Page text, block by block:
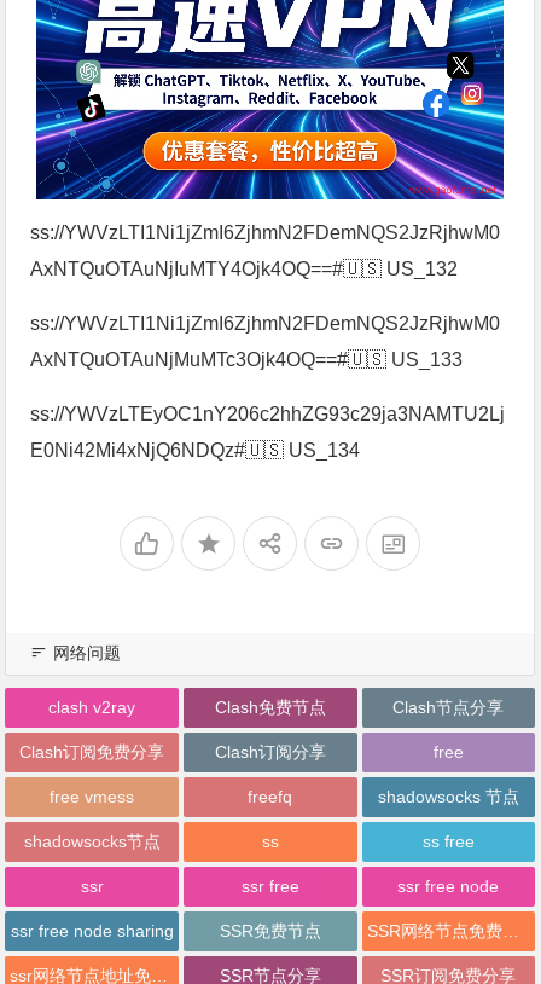
ss://YWVzLTI1Ni1jZmI6ZjhmN2FDemNQS2JzRjhwM0
AxNTQuOTAuNjIuMTY4Ojk4OQ==#🇺🇸 US_132
ss://YWVzLTI1Ni1jZmI6ZjhmN2FDemNQS2JzRjhwM0
AxNTQuOTAuNjMuMTc3Ojk4OQ==#🇺🇸 US_133
ss://YWVzLTEyOC1nY206c2hhZG93c29ja3NAMTU2Lj
E0Ni42Mi4xNjQ6NDQz#🇺🇸 US_134
网络问题
clash v2ray Clash免费节点 Clash节点分享
Clash订阅免费分享 Clash订阅分享 free
free vmess freefq shadowsocks 节点
shadowsocks节点 ss ss free
ssr ssr free ssr free node
ssr free node sharing SSR免费节点 SSR网络节点免费分享
SSR节点分享 SSR订阅免费分享